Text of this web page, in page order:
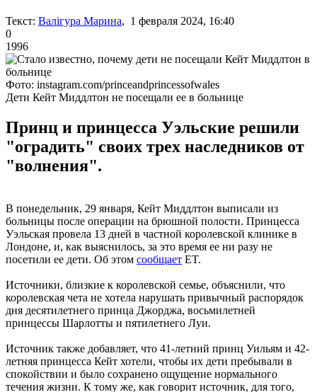
Текст: Валігура Марина, 1 февраля 2024, 16:40
0
1996
Фото: instagram.com/princeandprincessofwales
Дети Кейт Миддлтон не посещали ее в больнице
Принц и принцесса Уэльские решили
"оградить" своих трех наследников от
"волнения".
В понедельник, 29 января, Кейт Миддлтон выписали из
больницы после операции на брюшной полости. Принцесса
Уэльская провела 13 дней в частной королевской клинике в
Лондоне, и, как выяснилось, за это время ее ни разу не
посетили ее дети. Об этом сообщает ET.
Источники, близкие к королевской семье, объяснили, что
королевская чета не хотела нарушать привычный распорядок
дня десятилетнего принца Джорджа, восьмилетней
принцессы Шарлотты и пятилетнего Луи.
Источник также добавляет, что 41-летний принц Уильям и 42-
летняя принцесса Кейт хотели, чтобы их дети пребывали в
спокойствии и было сохранено ощущение нормального
течения жизни. К тому же, как говорит источник, для того,